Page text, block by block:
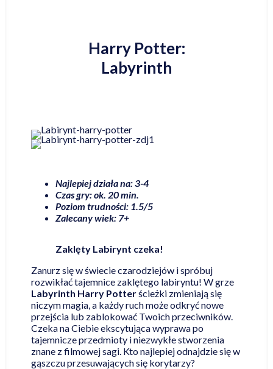
Harry Potter:
Labyrinth
Najlepiej działa na: 3-4
Czas gry: ok. 20 min.
Poziom trudności: 1.5/5
Zalecany wiek: 7+
Zaklęty Labirynt czeka!
Zanurz się w świecie czarodziejów i spróbuj
rozwikłać tajemnice zaklętego labiryntu! W grze
Labyrinth Harry Potterścieżki zmieniają się
niczym magia, a każdy ruch może odkryć nowe
przejścia lub zablokować Twoich przeciwników.
Czeka na Ciebie ekscytująca wyprawa po
tajemnicze przedmioty i niezwykłe stworzenia
znane z filmowej sagi. Kto najlepiej odnajdzie się w
gąszczu przesuwających się korytarzy?